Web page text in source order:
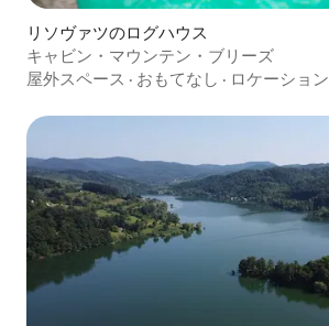
リソヴァツのログハウス
キャビン・マウンテン・ブリーズ
屋外スペース · おもてなし · ロケーション